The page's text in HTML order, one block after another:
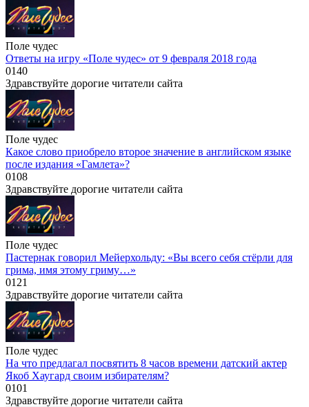
Поле чудес
Ответы на игру «Поле чудес» от 9 февраля 2018 года
0140
Здравствуйте дорогие читатели сайта
Поле чудес
Какое слово приобрело второе значение в английском языке
после издания «Гамлета»?
0108
Здравствуйте дорогие читатели сайта
Поле чудес
Пастернак говорил Мейерхольду: «Вы всего себя стёрли для
грима, имя этому гриму…»
0121
Здравствуйте дорогие читатели сайта
Поле чудес
На что предлагал посвятить 8 часов времени датский актер
Якоб Хаугард своим избирателям?
0101
Здравствуйте дорогие читатели сайта